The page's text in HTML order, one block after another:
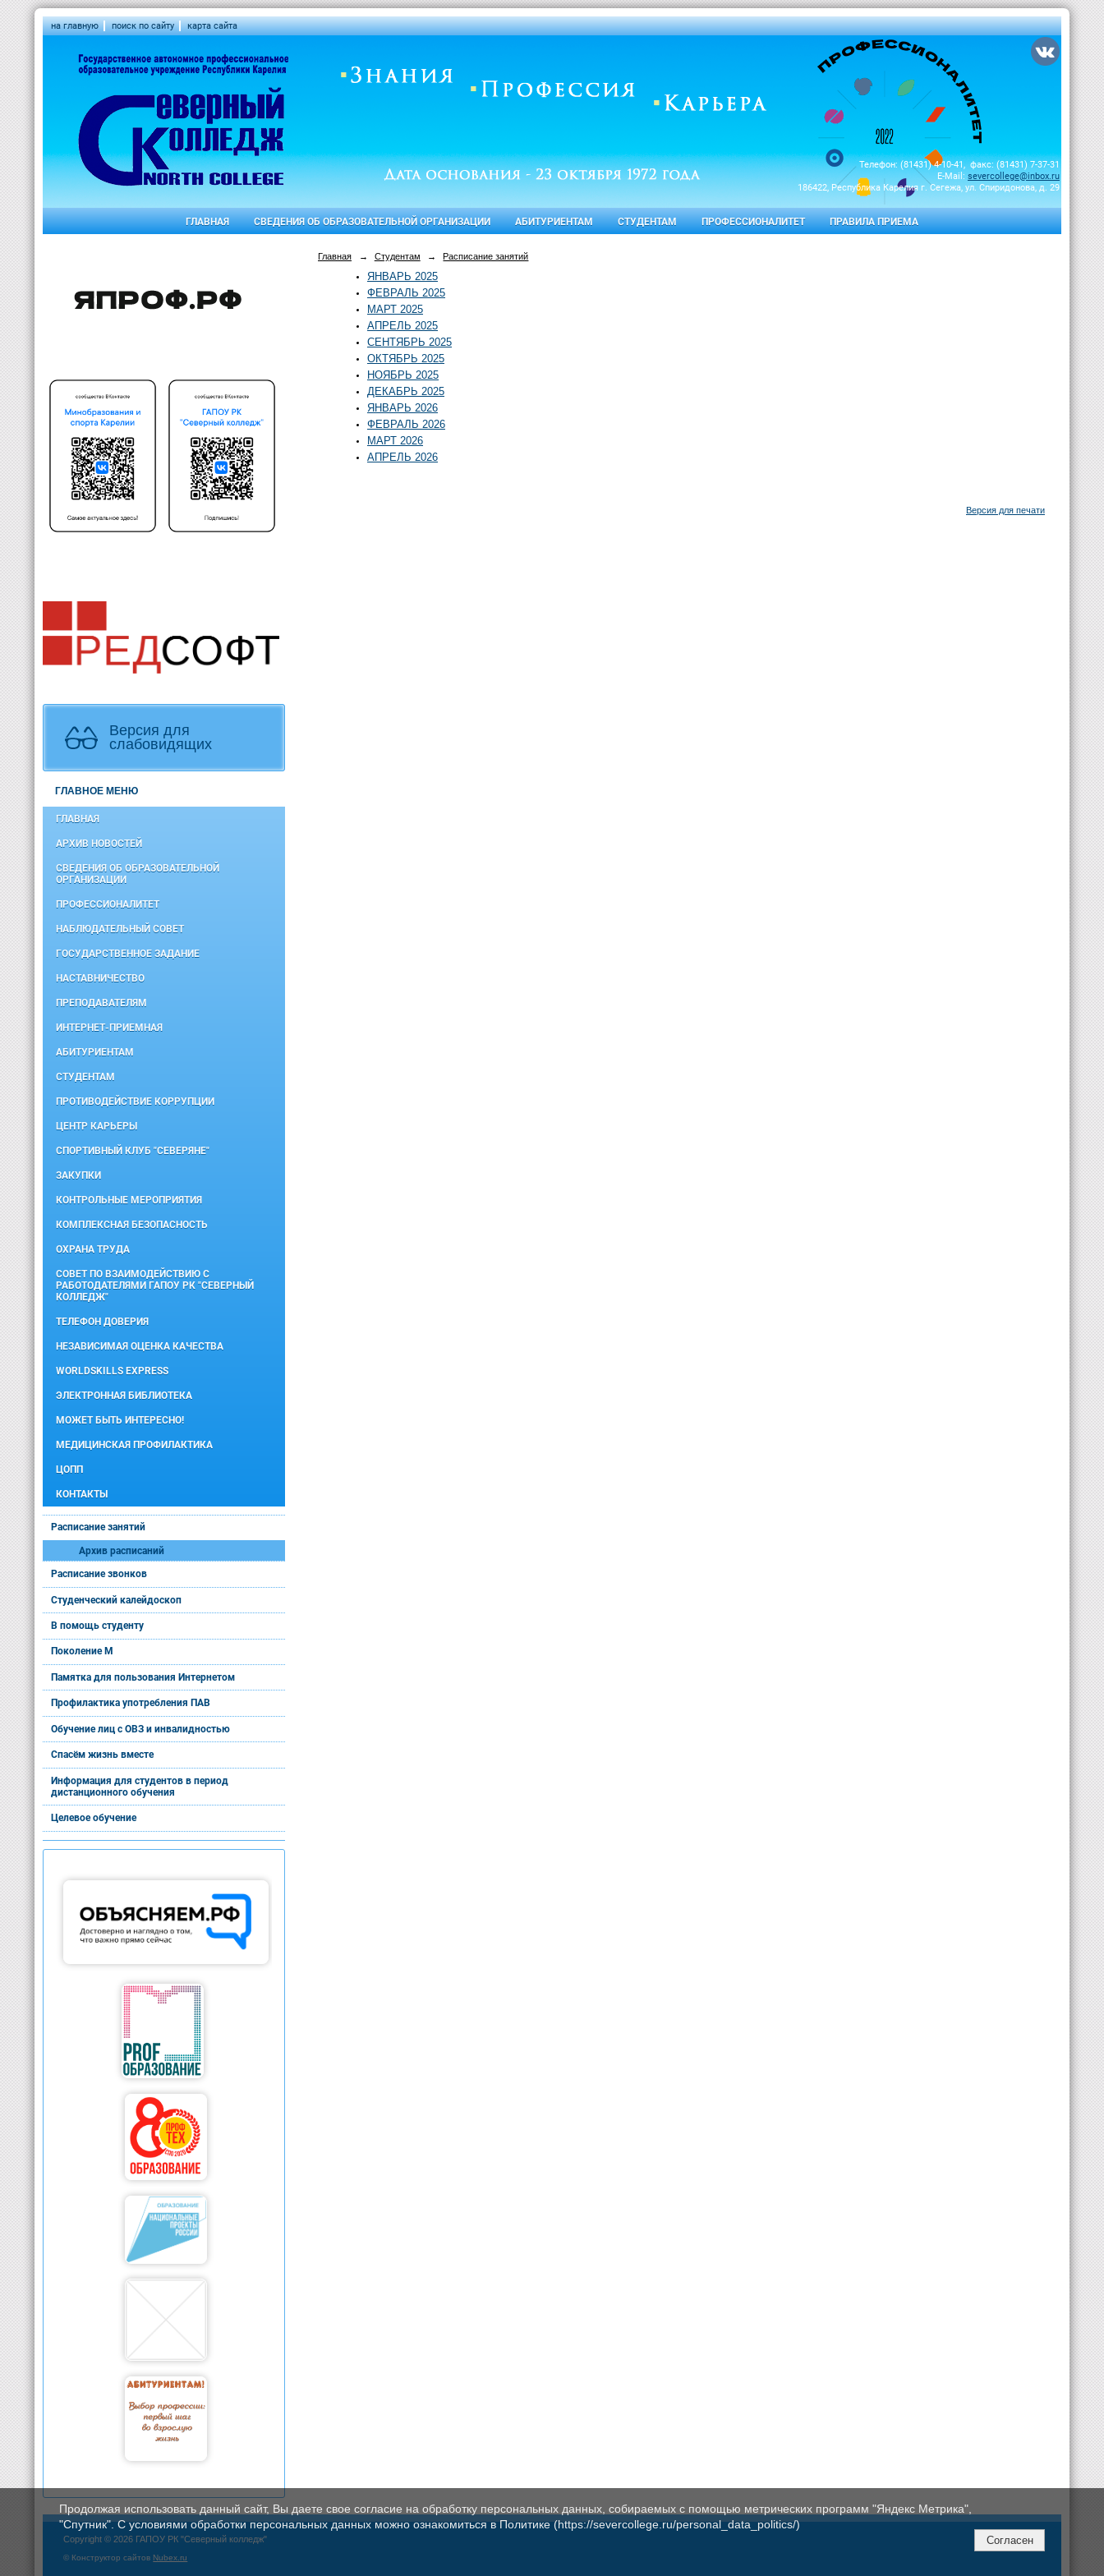
на главную поиск по сайту карта сайта
Телефон: (81431) 4-10-41, факс: (81431) 7-37-31
E-Mail: severcollege@inbox.ru
186422, Республика Карелия г. Сегежа, ул. Спиридонова, д. 29
ГЛАВНАЯ СВЕДЕНИЯ ОБ ОБРАЗОВАТЕЛЬНОЙ ОРГАНИЗАЦИИ АБИТУРИЕНТАМ СТУДЕНТАМ ПРОФЕССИОНАЛИТЕТ ПРАВИЛА ПРИЕМА
Версия для
слабовидящих
ГЛАВНОЕ МЕНЮ
ГЛАВНАЯ
АРХИВ НОВОСТЕЙ
СВЕДЕНИЯ ОБ ОБРАЗОВАТЕЛЬНОЙ
ОРГАНИЗАЦИИ
ПРОФЕССИОНАЛИТЕТ
НАБЛЮДАТЕЛЬНЫЙ СОВЕТ
ГОСУДАРСТВЕННОЕ ЗАДАНИЕ
НАСТАВНИЧЕСТВО
ПРЕПОДАВАТЕЛЯМ
ИНТЕРНЕТ-ПРИЕМНАЯ
АБИТУРИЕНТАМ
СТУДЕНТАМ
ПРОТИВОДЕЙСТВИЕ КОРРУПЦИИ
ЦЕНТР КАРЬЕРЫ
СПОРТИВНЫЙ КЛУБ "СЕВЕРЯНЕ"
ЗАКУПКИ
КОНТРОЛЬНЫЕ МЕРОПРИЯТИЯ
КОМПЛЕКСНАЯ БЕЗОПАСНОСТЬ
ОХРАНА ТРУДА
СОВЕТ ПО ВЗАИМОДЕЙСТВИЮ С
РАБОТОДАТЕЛЯМИ ГАПОУ РК "СЕВЕРНЫЙ
КОЛЛЕДЖ"
ТЕЛЕФОН ДОВЕРИЯ
НЕЗАВИСИМАЯ ОЦЕНКА КАЧЕСТВА
WORLDSKILLS EXPRESS
ЭЛЕКТРОННАЯ БИБЛИОТЕКА
МОЖЕТ БЫТЬ ИНТЕРЕСНО!
МЕДИЦИНСКАЯ ПРОФИЛАКТИКА
ЦОПП
КОНТАКТЫ
Расписание занятий
Архив расписаний
Расписание звонков
Студенческий калейдоскоп
В помощь студенту
Поколение М
Памятка для пользования Интернетом
Профилактика употребления ПАВ
Обучение лиц с ОВЗ и инвалидностью
Спасём жизнь вместе
Информация для студентов в период
дистанционного обучения
Целевое обучение
Главная → Студентам → Расписание занятий
ЯНВАРЬ 2025
ФЕВРАЛЬ 2025
МАРТ 2025
АПРЕЛЬ 2025
СЕНТЯБРЬ 2025
ОКТЯБРЬ 2025
НОЯБРЬ 2025
ДЕКАБРЬ 2025
ЯНВАРЬ 2026
ФЕВРАЛЬ 2026
МАРТ 2026
АПРЕЛЬ 2026
Версия для печати
Copyright © 2026 ГАПОУ РК "Северный колледж"
© Конструктор сайтов Nubex.ru
Продолжая использовать данный сайт, Вы даете свое согласие на обработку персональных данных, собираемых с помощью метрических программ "Яндекс Метрика",
"Спутник". С условиями обработки персональных данных можно ознакомиться в Политике (https://severcollege.ru/personal_data_politics/)
Согласен